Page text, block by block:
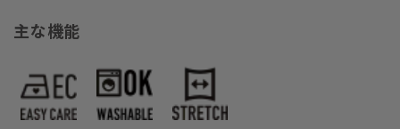
主な機能